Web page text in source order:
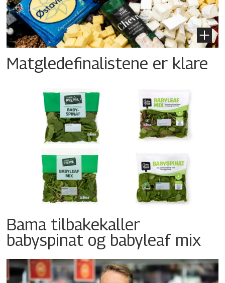
Matgledefinalistene er klare
Bama tilbakekaller
babyspinat og babyleaf mix